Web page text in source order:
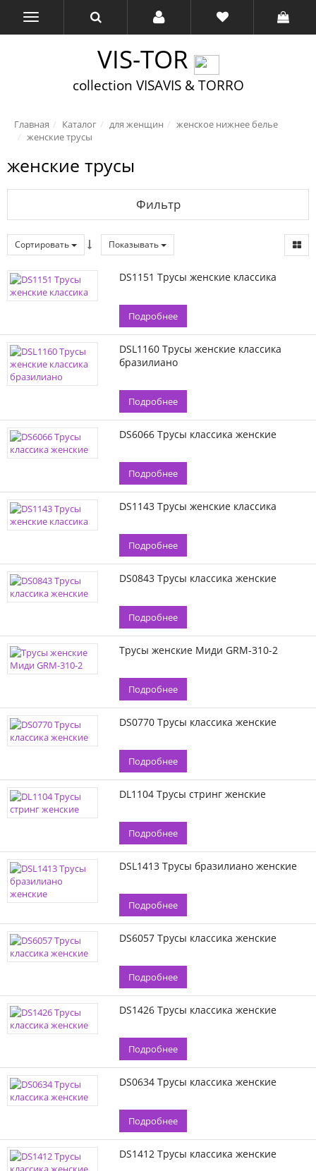
VIS-TOR
collection VISAVIS & TORRO
Главная Каталог для женщин
женское нижнее белье
женские трусы
женские трусы
Фильтр
Сортировать Показывать
DS1151 Трусы женские классика
Подробнее
DSL1160 Трусы женские классика
бразилиано
Подробнее
DS6066 Трусы классика женские
Подробнее
DS1143 Трусы женские классика
Подробнее
DS0843 Трусы классика женские
Подробнее
Трусы женские Миди GRM-310-2
Подробнее
DS0770 Трусы классика женские
Подробнее
DL1104 Трусы стринг женские
Подробнее
DSL1413 Трусы бразилиано женские
Подробнее
DS6057 Трусы классика женские
Подробнее
DS1426 Трусы классика женские
Подробнее
DS0634 Трусы классика женские
Подробнее
DS1412 Трусы классика женские